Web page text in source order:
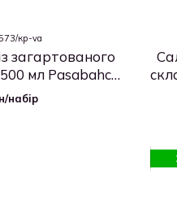
кр-va
загартованого
мл Pasabahce
(53573/кр)
набір